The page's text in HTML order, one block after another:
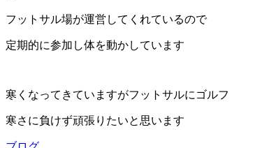
フットサル場が運営してくれているので
定期的に参加し体を動かしています
寒くなってきていますがフットサルにゴルフ
寒さに負けず頑張りたいと思います